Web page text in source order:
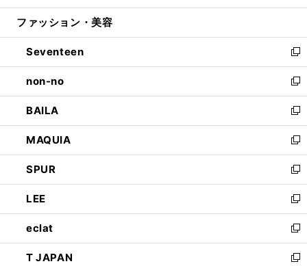
開
ウ
開
く
ン
ウ
で
開
く
ウ
ン
ド
ウ
で
開
く
ファッション・美容
Seventeen
新
し
い
ウ
ィ
ン
ド
ウ
で
開
く
non-no
新
し
い
ウ
ィ
ン
ド
ウ
で
開
く
BAILA
新
し
い
ウ
ィ
ン
ド
ウ
で
開
く
MAQUIA
新
し
い
ウ
ィ
ン
ド
ウ
で
SPUR
新
し
い
ウ
ィ
ン
ド
LEE
新
し
い
ウ
ィ
eclat
新
し
い
T JAPAN
新